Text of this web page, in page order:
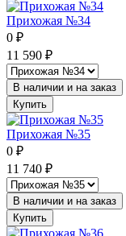
Прихожая №34
0 ₽
11 590 ₽
В наличии и на заказ
Купить
Прихожая №35
0 ₽
11 740 ₽
В наличии и на заказ
Купить